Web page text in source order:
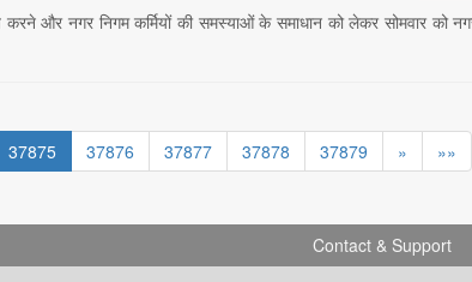
करने और नगर निगम कर्मियों की समस्याओं के समाधान को लेकर सोमवार को
37875 37876 37877 37878 37879 » »»
Contact & Support